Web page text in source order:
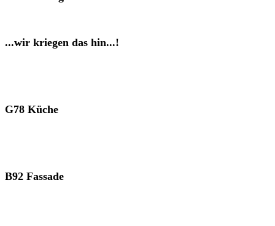
...wir kriegen das hin...!
G78 Küche
B92 Fassade